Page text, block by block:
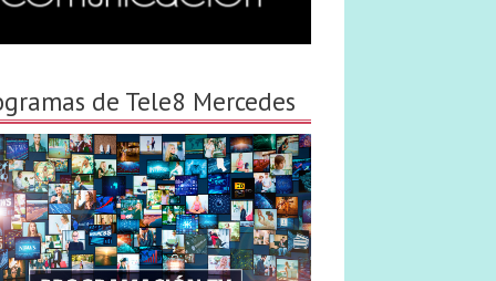
de Tele8 Mercedes